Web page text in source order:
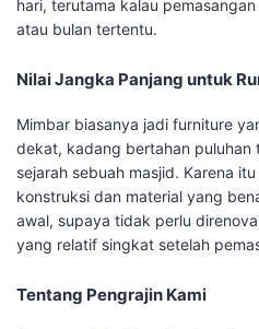
hari, terutama kalau
atau bulan tertentu.
Nilai Jangka Panjang untuk
Mimbar biasanya jadi furniture
dekat, kadang bertahan puluhan
sejarah sebuah masjid. Karena
konstruksi dan material yang
awal, supaya tidak perlu
yang relatif singkat setelah
Tentang Pengrajin Kami